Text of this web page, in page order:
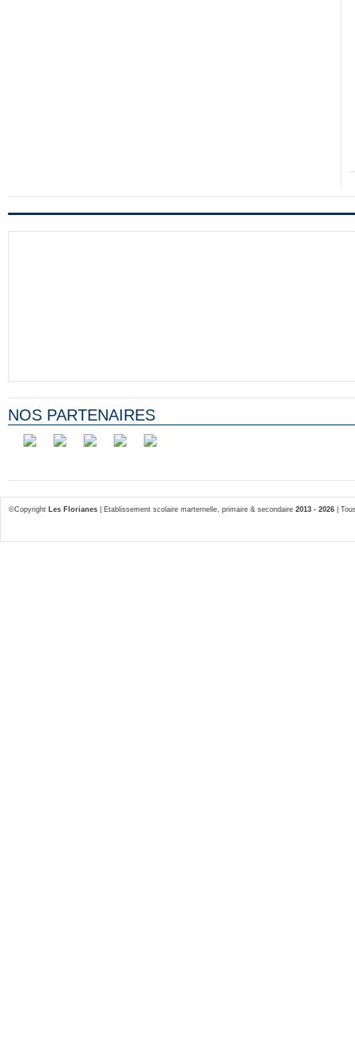
NOS PARTENAIRES
©Copyright Les Florianes | Etablissement scolaire marternelle, primaire & secondaire 2013 - 2026 |